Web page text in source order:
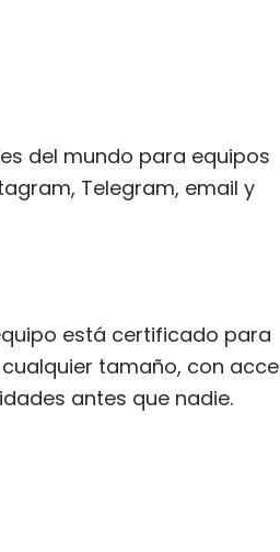
del mundo para equipos
Telegram, email y
está certificado para
tamaño, con
antes que nadie.